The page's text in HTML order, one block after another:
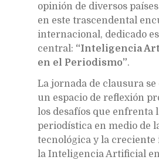
opinión de diversos
en este trascendental
internacional, dedicado
central: “Inteligencia
en el Periodismo”.
La jornada de clausura
un espacio de reflexión
los desafíos que enfrenta
periodística en medio de
tecnológica y la creciente
la Inteligencia Artificial